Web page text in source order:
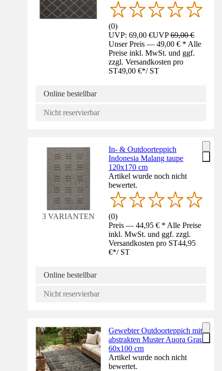
(0)
UVP: 69,00 €UVP69,00 €
Unser Preis — 49,00 € * Alle
Preise inkl. MwSt. und ggf.
zzgl. Versandkosten pro
ST49,00 €*/ ST
Online bestellbar
Nicht reservierbar
3 VARIANTEN
In- & Outdoorteppich
Indonesia Malang taupe
120x170 cm
Artikel wurde noch nicht
bewertet.
(0)
Preis — 44,95 € * Alle Preise
inkl. MwSt. und ggf. zzgl.
Versandkosten pro ST44,95
€*/ ST
Online bestellbar
Nicht reservierbar
Gewebter Outdoorteppich mit
abstrakten Muster Auora Grau
60x100 cm
Artikel wurde noch nicht
bewertet.